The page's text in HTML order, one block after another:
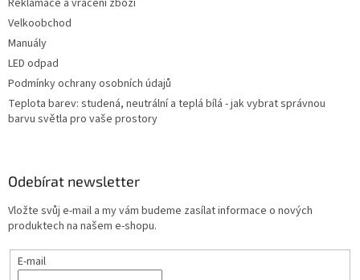
Velkoobchod
Manuály
LED odpad
Podmínky ochrany osobních údajů
Teplota barev: studená, neutrální a teplá bílá - jak vybrat správnou
barvu světla pro vaše prostory
Odebírat newsletter
Vložte svůj e-mail a my vám budeme zasílat informace o nových
produktech na našem e-shopu.
E-mail